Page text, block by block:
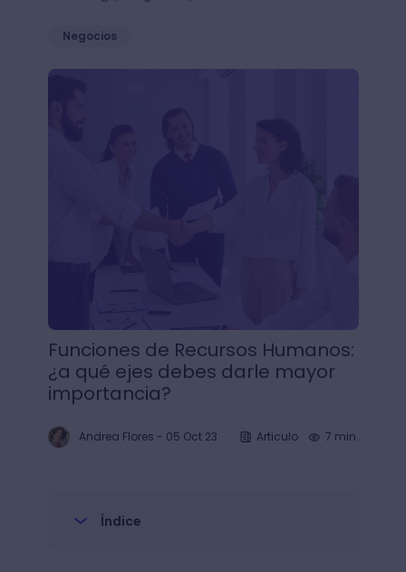
Negocios
Funciones de Recursos Humanos: ¿a qué ejes
Funciones de Recursos Humanos:
¿a qué ejes debes darle mayor
importancia?
Andrea Flores - 05 Oct 23 Articulo 7 min.
Índice